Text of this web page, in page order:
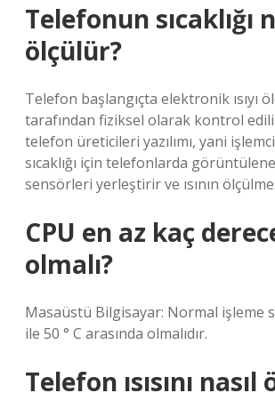
Telefonun sıcaklığı
ölçülür?
Telefon başlangıçta elektronik ısıyı
tarafından fiziksel olarak kontrol edilir.
telefon üreticileri yazılımı, yani
sıcaklığı için telefonlarda
sensörleri yerleştirir ve ısının
CPU en az kaç
olmalı?
Masaüstü Bilgisayar: Normal işleme
ile 50 ° C arasında olmalıdır.
Telefon ısısını nasıl